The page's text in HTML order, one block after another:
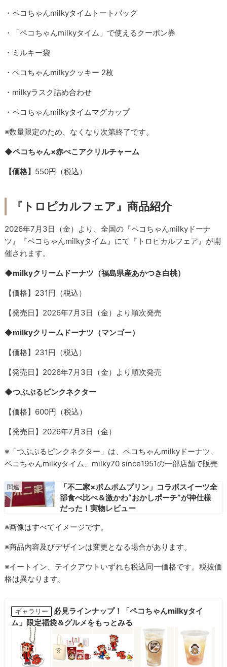
・ペコちゃんmilkyタイムトートバッグ
・「ペコちゃんmilkyタイム」で使えるクーポン券
・ミルキー袋
・ペコちゃんmilkyクッキー 2枚
・milkyラスク詰め合わせ
・ペコちゃんmilkyタイムマグカップ
※数量限定のため、なくなり次第終了です。
◆ペコちゃん×赤べこアクリルチャーム
【価格】 550円（税込）
『トロピカルフェア』商品紹介
2026年7月3日（金）より、全国の『ペコちゃんmilkyドーナ
ツ』『ペコちゃんmilkyタイム』にて『トロピカルフェア』が開
催されます。
◆milkyクリームドーナツ（福島県産あかつき白桃）
【価格】231円（税込）
【発売日】2026年7月3日（金）より順次発売
◆milkyクリームドーナツ（マンゴー）
【価格】231円（税込）
【発売日】2026年7月3日（金）より順次発売
◆つぶぷるピンクネクター
【価格】600円（税込）
【発売日】2026年7月3日（金）
※「つぶぷるピンクネクター」は、ペコちゃんmilkyドーナツ、
ペコちゃんmilkyタイム、milky70 since1951の一部店舗で販売
「不二家×ポムポムプリン」コラボスイーツ全
部食べ比べ＆激かわ“おかしポーチ”が神仕様
だった！実物レビュー
※画像はすべてイメージです。
※商品内容及びデザインは変更となる場合があります。
※イートイン、テイクアウトいずれも税込同一価格です。税抜価
格は異なります。
ギャラリー
必見ラインナップ！「ペコちゃんmilkyタイ
ム」限定福袋＆グルメをもっとみる